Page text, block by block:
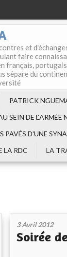
et
faire
français,
sépare du
PATRICK
SEIN DE
PAVÉS D'UNE
LA RDC
LA
3 Avril 2012
Soirée